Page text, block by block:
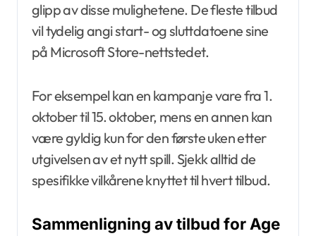
glipp av disse mulighetene. De fleste tilbud
vil tydelig angi start- og sluttdatoene sine
på Microsoft Store-nettstedet.
For eksempel kan en kampanje vare fra 1.
oktober til 15. oktober, mens en annen kan
være gyldig kun for den første uken etter
utgivelsen av et nytt spill. Sjekk alltid de
spesifikke vilkårene knyttet til hvert tilbud.
Sammenligning av tilbud for Age